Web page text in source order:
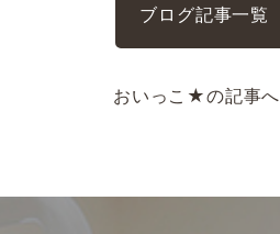
ブログ記事一覧
おいっこ★の記事へ